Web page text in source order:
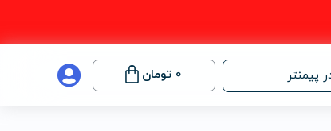
پیمنتر 0 تومان